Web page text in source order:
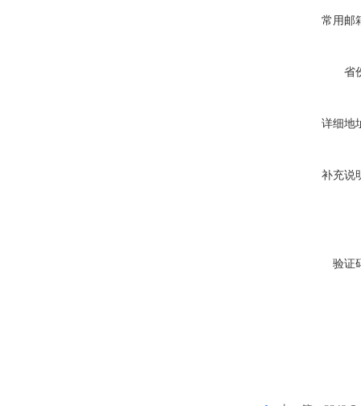
常用邮
省
详细地
补充说
验证